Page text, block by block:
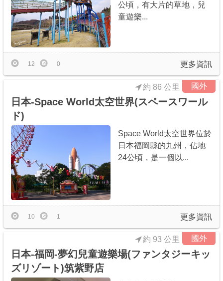
公頃，有大片的草地，兒
童遊樂...
更多資訊
12 0
國外
約 86 公里
日本-Space World太空世界(スペースワール
ド)
Space World太空世界位於
日本福岡縣的九州，佔地
24公頃，是一個以...
更多資訊
10 1
國外
約 93 公里
日本-福岡-夢幻兒童遊樂場(ファンタジーキッ
ズリゾート)筑紫野店